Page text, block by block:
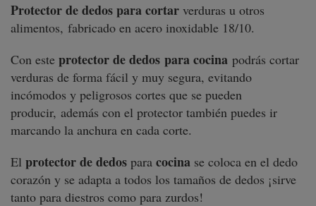
Protector de dedos para cortar verduras u otros
alimentos, fabricado en acero inoxidable 18/10.
Con este protector de dedos para cocina podrás cortar
verduras de forma fácil y muy segura, evitando
incómodos y peligrosos cortes que se pueden
producir, además con el protector también puedes ir
marcando la anchura en cada corte.
El protector de dedos para cocina se coloca en el dedo
corazón y se adapta a todos los tamaños de dedos ¡sirve
tanto para diestros como para zurdos!